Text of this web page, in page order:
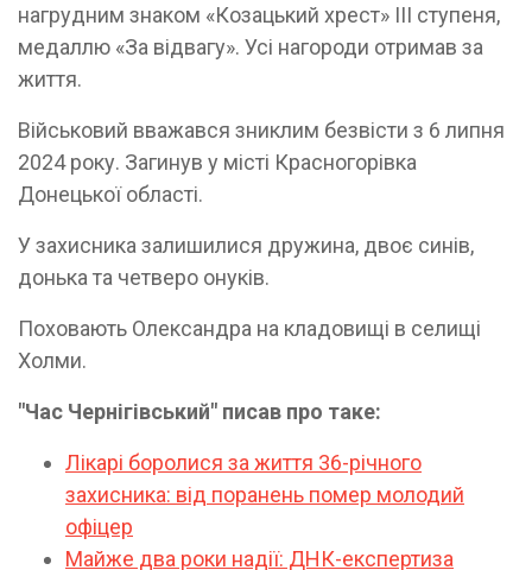
нагрудним знаком «Козацький хрест» ІІІ ступеня,
медаллю «За відвагу». Усі нагороди отримав за
життя.
Військовий вважався зниклим безвісти з 6 липня
2024 року. Загинув у місті Красногорівка
Донецької області.
У захисника залишилися дружина, двоє синів,
донька та четверо онуків.
Поховають Олександра на кладовищі в селищі
Холми.
"Час Чернігівський" писав про таке:
Лікарі боролися за життя 36-річного
захисника: від поранень помер молодий
офіцер
Майже два роки надії: ДНК-експертиза